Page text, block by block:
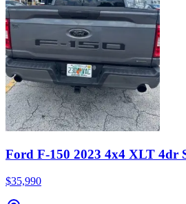
Ford F-150 2023 4x4 XLT 4dr
$35,990